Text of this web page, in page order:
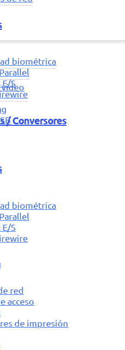
biométrica
E/S
/ Conversores
biométrica
S
red
acceso
de impresión